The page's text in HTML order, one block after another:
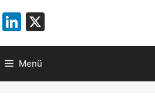
LinkedIn
Menü